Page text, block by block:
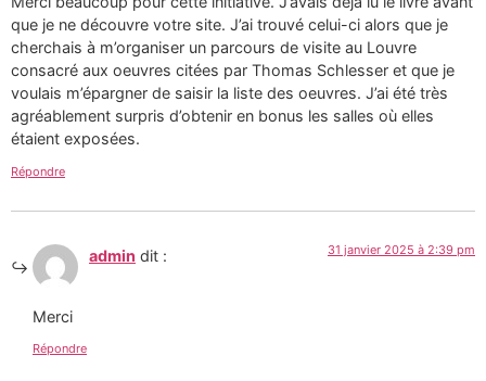
que je ne découvre votre site. J’ai trouvé celui-ci alors que je
cherchais à m’organiser un parcours de visite au Louvre
consacré aux oeuvres citées par Thomas Schlesser et que je
voulais m’épargner de saisir la liste des oeuvres. J’ai été très
agréablement surpris d’obtenir en bonus les salles où elles
étaient exposées.
Répondre
admin dit : 31 janvier 2025 à 2:39 pm
Merci
Répondre